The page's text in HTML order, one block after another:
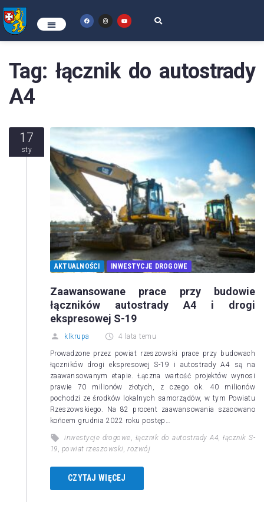
Tag: łącznik do autostrady
A4
17
sty
AKTUALNOŚCI INWESTYCJE DROGOWE
Zaawansowane prace przy budowie
łączników autostrady A4 i drogi
ekspresowej S-19
klkrupa 4 lata temu
Prowadzone przez powiat rzeszowski prace przy budowach
łączników drogi ekspresowej S-19 i autostrady A4 są na
zaawansowanym etapie. Łączna wartość projektów wynosi
prawie 70 milionów złotych, z czego ok. 40 milionów
pochodzi ze środków lokalnych samorządów, w tym Powiatu
Rzeszowskiego. Na 82 procent zaawansowania szacowano
końcem grudnia 2022 roku postęp…
inwestycje drogowe łącznik do autostrady A4 ,łącznik S-
19 powiat rzeszowski ,rozwój
CZYTAJ WIĘCEJ